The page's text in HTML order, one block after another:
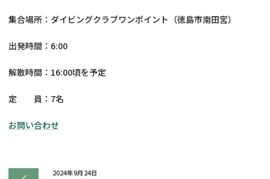
集合場所：ダイビングクラブワンポイント（徳島市南田宮）
出発時間：6:00
解散時間：16:00頃を予定
定 員：7名
お問い合わせ
2024年9月24日